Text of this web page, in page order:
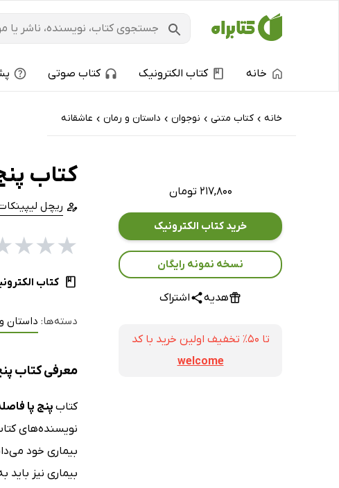
خانه کتاب الکترونیک کتاب صوتی
خانه › کتاب‌ متنی › نوجوان › داستان و رمان › عاشقانه
۲۱۷,۸۰۰ تومان
خرید کتاب الکترونیک
نسخه نمونه رایگان
هدیه اشتراک
تا ۵۰٪ تخفیف اولین خرید با کد
welcome
کتاب
ریچل
★
★
★
کتاب
دسته‌ها: داستان
معرفی کتاب
کتاب پنج پا
نویسنده‌های
بیماری خود
بیماری نیز باید